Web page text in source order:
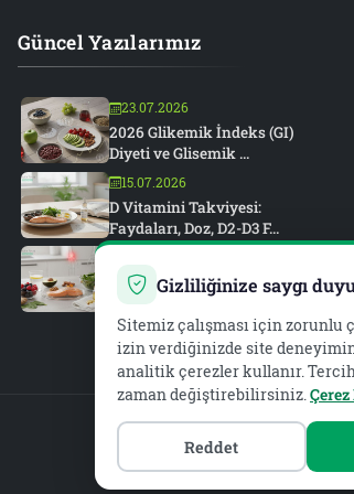
Güncel Yazılarımız
23.07.2026
2026 Glikemik İndeks (GI)
Diyeti ve Glisemik ...
15.07.2026
D Vitamini Takviyesi:
Faydaları, Doz, D2-D3 F...
Romatoid Artrit ve
Beslenme: Anti-
İnflamatuar...
PIAR
Gizliliğinize saygı
Sitemiz çalışması için zorunlu
izin verdiğinizde site
analitik çerezler kullanır.
zaman değiştirebilirsiniz.
Reddet